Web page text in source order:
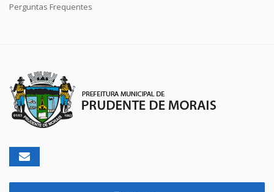
Perguntas Frequentes